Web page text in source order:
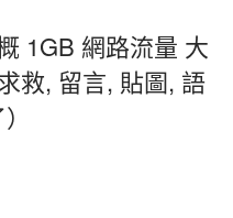
1GB 網路流量 大
救, 留言, 貼圖 , 語